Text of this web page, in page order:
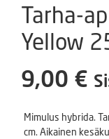
Tarha-
Yellow
9,00 €
Mimulus hybrida.
cm. Aikainen